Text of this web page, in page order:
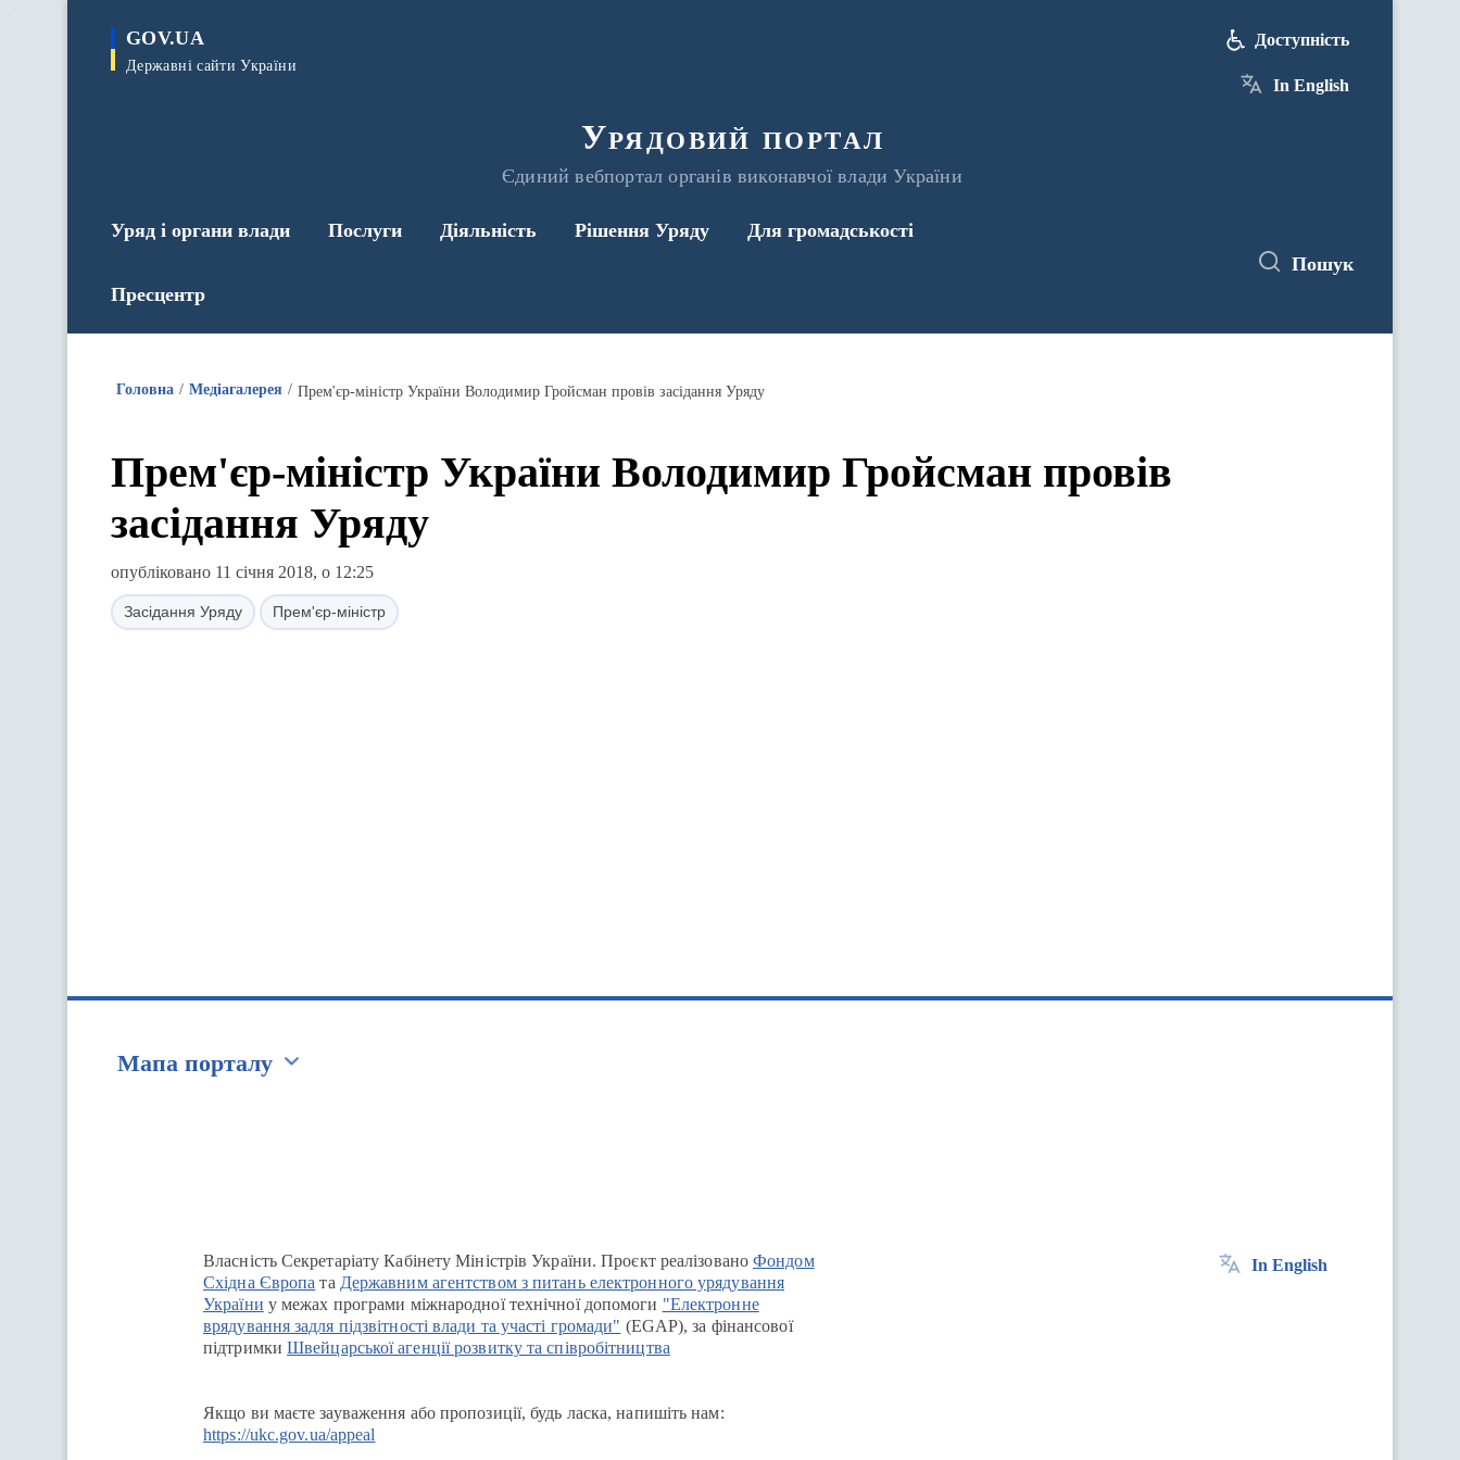
GOV.UA
Державні сайти України
Урядовий портал
Єдиний вебпортал органів виконавчої влади України
Доступність
In English
Уряд і органи влади Послуги Діяльність Рішення Уряду Для громадськості
Пресцентр
Пошук
Головна Медіагалерея Прем'єр-міністр України Володимир Гройсман провів засідання Уряду
Прем'єр-міністр України Володимир Гройсман провів
засідання Уряду
опубліковано 11 січня 2018, о 12:25
Засідання Уряду Прем'єр-міністр
Мапа порталу
Власність Секретаріату Кабінету Міністрів України. Проєкт реалізованоФондом
Східна Європа та Державним агентством з питань електронного урядування
України у межах програми міжнародної технічної допомоги "Електронне
врядування задля підзвітності влади та участі громади" (EGAP), за фінансової
підтримки Швейцарської агенції розвитку та співробітництва
Якщо ви маєте зауваження або пропозиції, будь ласка, напишіть нам:
https://ukc.gov.ua/appeal
In English